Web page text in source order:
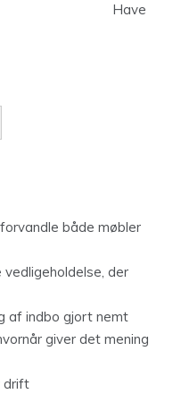
Have
både møbler
der
af indbo gjort nemt
giver det mening
drift